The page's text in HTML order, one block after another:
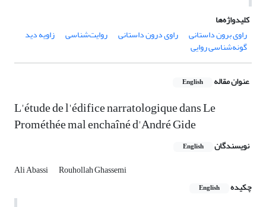
کلیدواژه‌ها
راوی برون داستانی
راوی درون داستانی روایت‌شناسی زاویه دید
گونه‌شناسی روایی
عنوان مقاله English
L'étude de l'édifice narratologique dans Le
Prométhée mal enchaîné d'André Gide
نویسندگان English
Ali Abassi
Rouhollah Ghassemi
چکیده
English